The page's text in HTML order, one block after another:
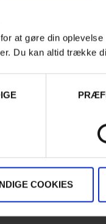
at gøre din
Du kan altid trække
COOKIES
This content
the
PASSWORD: